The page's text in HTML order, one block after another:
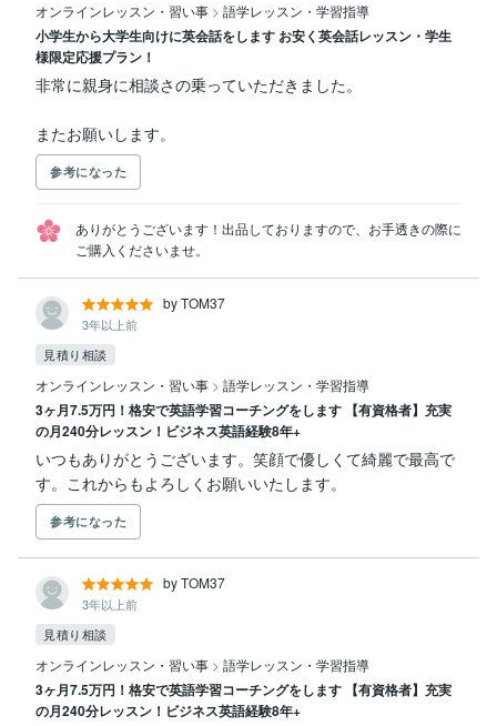
オンラインレッスン・習い事 > 語学レッスン・学習指導
小学生から大学生向けに英会話をします お安く英会話レッスン・学生
様限定応援プラン！
非常に親身に相談さの乗っていただきました。
またお願いします。
参考になった
ありがとうございます！出品しておりますので、お手透きの際に
ご購入くださいませ。
by TOM37
3年以上前
見積り相談
オンラインレッスン・習い事 > 語学レッスン・学習指導
3ヶ月7.5万円！格安で英語学習コーチングをします 【有資格者】充実
の月240分レッスン！ビジネス英語経験8年+
いつもありがとうございます。笑顔で優しくて綺麗で最高で
す。これからもよろしくお願いいたします。
参考になった
by TOM37
3年以上前
見積り相談
オンラインレッスン・習い事 > 語学レッスン・学習指導
3ヶ月7.5万円！格安で英語学習コーチングをします 【有資格者】充実
の月240分レッスン！ビジネス英語経験8年+